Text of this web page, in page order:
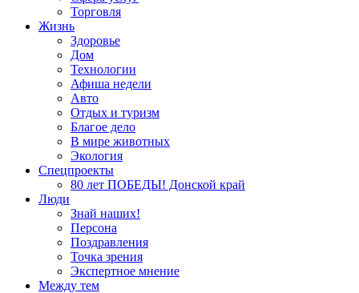
Торговля
Жизнь
Здоровье
Дом
Технологии
Афиша недели
Авто
Отдых и туризм
Благое дело
В мире животных
Экология
Спецпроекты
80 лет ПОБЕДЫ! Донской край
Люди
Знай наших!
Персона
Поздравления
Точка зрения
Экспертное мнение
Между тем